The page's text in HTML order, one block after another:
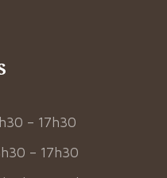
– 17h30
– 17h30